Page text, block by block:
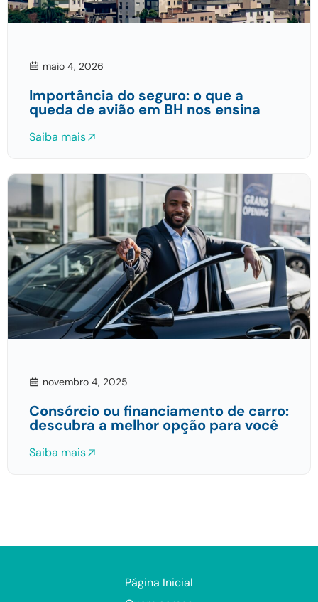
maio 4, 2026
Importância do seguro: o que a
queda de avião em BH nos ensina
Saiba mais
novembro 4, 2025
Consórcio ou financiamento de carro:
descubra a melhor opção para você
Saiba mais
Página Inicial